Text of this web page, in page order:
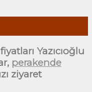
Yazıcıoğlu
perakende
ziyaret